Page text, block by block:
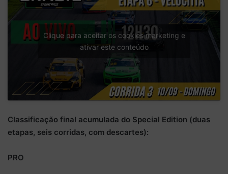
Clique para aceitar os cookies marketing e
ativar este conteúdo
Classificação final acumulada do Special Edition (duas
etapas, seis corridas, com descartes):
PRO